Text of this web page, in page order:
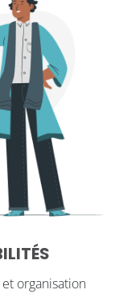
organisation